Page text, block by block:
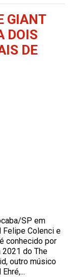
GIANT
DOIS
DE
SP em
Colenci e
conhecido por
do The
outro músico